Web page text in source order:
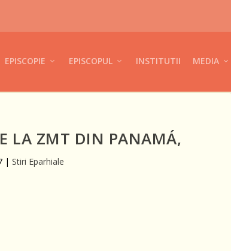
EPISCOPIE EPISCOPUL INSTITUTII MEDIA
LA ZMT DIN PANAMÁ,
|Stiri Eparhiale